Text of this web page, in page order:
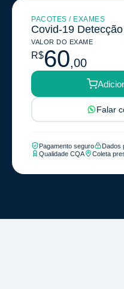
PACOTES / EXAMES
Covid-19
VALOR DO EXAME
R$60,00
Falar
Pagamento seguro Dados
Qualidade CQA
Coleta